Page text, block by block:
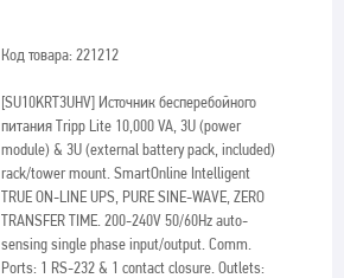
Код товара: 221212
[SU10KRT3UHV]Источник бесперебойного
питания Tripp Lite 10,000 VA, 3U (power
module) & 3U (external battery pack, included)
rack/tower mount. SmartOnline Intelligent
TRUE ON-LINE UPS, PURE SINE-WAVE, ZERO
TRANSFER TIME. 200-240V 50/60Hz auto-
sensing single phase input/output. Comm.
Ports: 1 RS-232 & 1 contact closure. Outlets: